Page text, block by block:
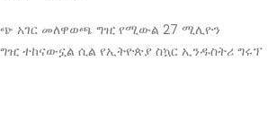
አገር መለዋወጫ ግዢ የሚውል 27 ሚሊዮን
ተከናውኗል ሲል የኢትዮጵያ ስኳር ኢንዱስትሪ ግሩፕ